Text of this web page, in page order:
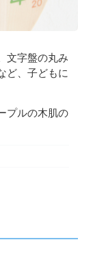
文字盤の丸み
ど、子どもに
プルの木肌の